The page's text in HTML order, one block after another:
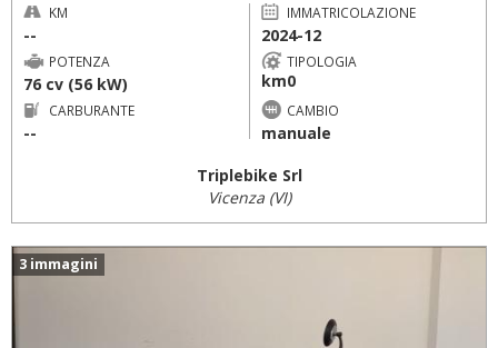
KM
--
IMMATRICOLAZIONE
2024-12
POTENZA
76 cv (56 kW)
TIPOLOGIA
km0
CARBURANTE
--
CAMBIO
manuale
Triplebike Srl
Vicenza (VI)
3 immagini